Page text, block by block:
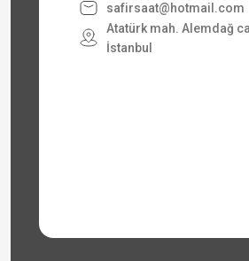
safirsaat@hotmail.com
Atatürk mah. Alemdağ
İstanbul